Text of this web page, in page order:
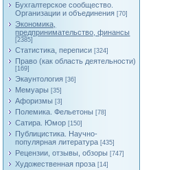
Бухгалтерское сообщество.
Организации и объединения [70]
Экономика,
предпринимательство, финансы
[2385]
Статистика, переписи [324]
Право (как область деятельности)
[169]
Экаунтология [36]
Мемуары [35]
Афоризмы [3]
Полемика. Фельетоны [78]
Сатира. Юмор [150]
Публицистика. Научно-
популярная литература [435]
Рецензии, отзывы, обзоры [747]
Художественная проза [14]